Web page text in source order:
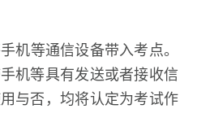
机等通信设备带入考点。
机等具有发送或者接收信
与否，均将认定为考试作